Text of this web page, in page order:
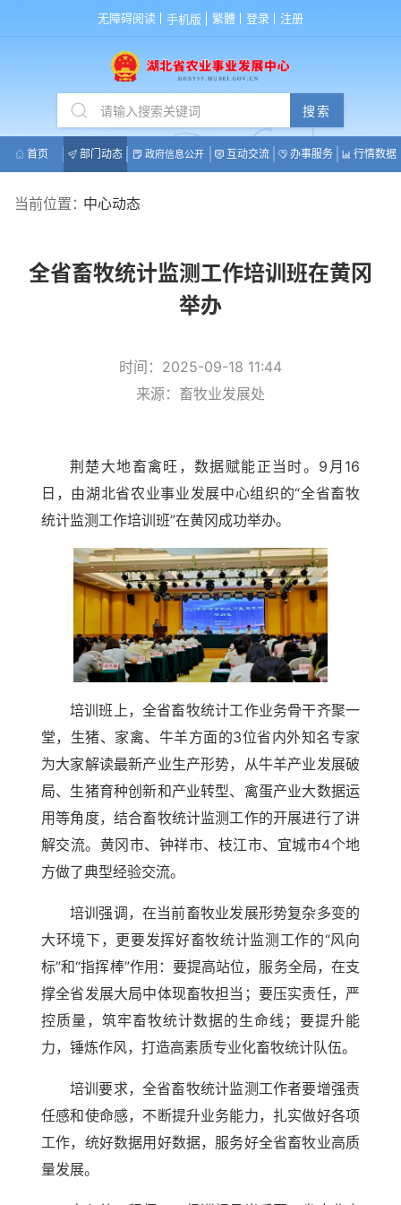
无障碍阅读 手机版 繁體 登录 注册
搜索
首页 部门动态 政府信息公开 互动交流 办事服务 行情数据
当前位置：中心动态
全省畜牧统计监测工作培训班在黄冈
举办
时间：2025-09-18 11:44
来源：畜牧业发展处
荆楚大地畜禽旺，数据赋能正当时。9月16
日，由湖北省农业事业发展中心组织的“全省畜牧
统计监测工作培训班”在黄冈成功举办。
培训班上，全省畜牧统计工作业务骨干齐聚一
堂，生猪、家禽、牛羊方面的3位省内外知名专家
为大家解读最新产业生产形势，从牛羊产业发展破
局、生猪育种创新和产业转型、禽蛋产业大数据运
用等角度，结合畜牧统计监测工作的开展进行了讲
解交流。黄冈市、钟祥市、枝江市、宜城市4个地
方做了典型经验交流。
培训强调，在当前畜牧业发展形势复杂多变的
大环境下，更要发挥好畜牧统计监测工作的“风向
标”和“指挥棒”作用：要提高站位，服务全局，在支
撑全省发展大局中体现畜牧担当；要压实责任，严
控质量，筑牢畜牧统计数据的生命线；要提升能
力，锤炼作风，打造高素质专业化畜牧统计队伍。
培训要求，全省畜牧统计监测工作者要增强责
任感和使命感，不断提升业务能力，扎实做好各项
工作，统好数据用好数据，服务好全省畜牧业高质
量发展。